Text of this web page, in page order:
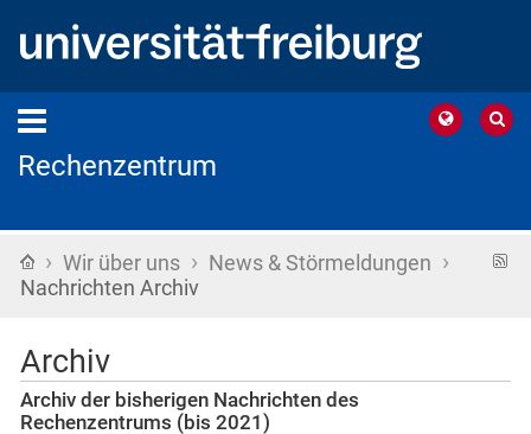
Rechenzentrum
Startseite
› Wir über uns › News & Störmeldungen ›
Nachrichten Archiv
Archiv
Archiv der bisherigen Nachrichten des
Rechenzentrums (bis 2021)